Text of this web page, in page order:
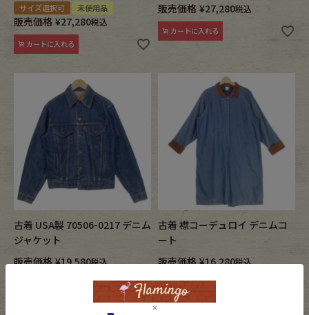
サイズ選択可 未使用品
販売価格 ¥27,280税込
カートに入れる
販売価格 ¥27,280税込
カートに入れる
古着 USA製 70506-0217 デニム
ジャケット
販売価格 ¥19,580税込
古着 襟コーデュロイ デニムコ
ート
販売価格 ¥16,280税込
在庫切れ